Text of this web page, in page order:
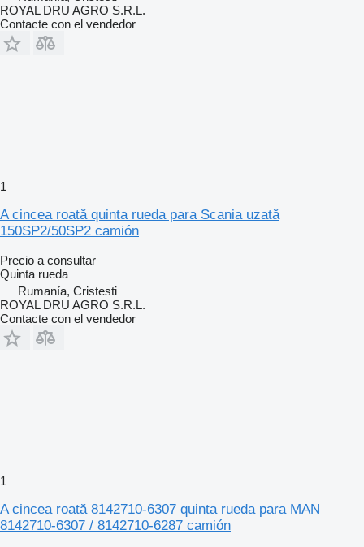
ROYAL DRU AGRO S.R.L.
Contacte con el vendedor
1
A cincea roată quinta rueda para Scania uzată
150SP2/50SP2 camión
Precio a consultar
Quinta rueda
Rumanía, Cristesti
ROYAL DRU AGRO S.R.L.
Contacte con el vendedor
1
A cincea roată 8142710-6307 quinta rueda para MAN
8142710-6307 / 8142710-6287 camión